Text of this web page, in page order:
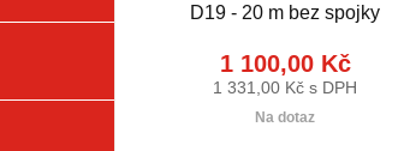
D19 - 20 m bez spojky
1 100,00 Kč
1 331,00 Kč s DPH
Na dotaz